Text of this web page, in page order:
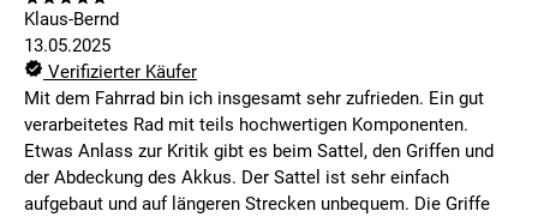
Klaus-Bernd
13.05.2025
Verifizierter Käufer
Mit dem Fahrrad bin ich insgesamt sehr zufrieden. Ein gut
verarbeitetes Rad mit teils hochwertigen Komponenten.
Etwas Anlass zur Kritik gibt es beim Sattel, den Griffen und
der Abdeckung des Akkus. Der Sattel ist sehr einfach
aufgebaut und auf längeren Strecken unbequem. Die Griffe